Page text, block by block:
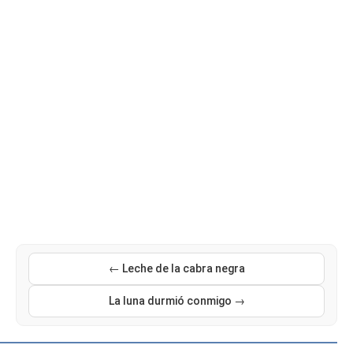
← Leche de la cabra negra
La luna durmió conmigo →